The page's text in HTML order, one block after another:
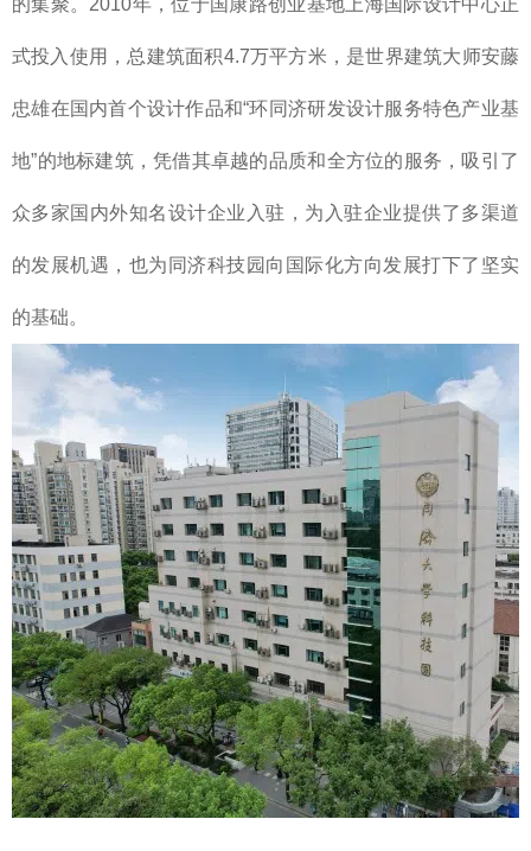
的集聚。2010年，位于国康路创业基地上海国际设计中心正
式投入使用，总建筑面积4.7万平方米，是世界建筑大师安藤
忠雄在国内首个设计作品和“环同济研发设计服务特色产业基
地”的地标建筑，凭借其卓越的品质和全方位的服务，吸引了
众多家国内外知名设计企业入驻，为入驻企业提供了多渠道
的发展机遇，也为同济科技园向国际化方向发展打下了坚实
的基础。